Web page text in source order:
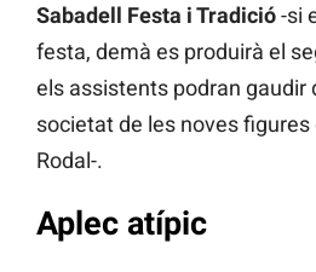
Sabadell Festa i Tradició-si
festa, demà es produirà el
els assistents podran gaudir
societat de les noves
Rodal-.
Aplec atípic